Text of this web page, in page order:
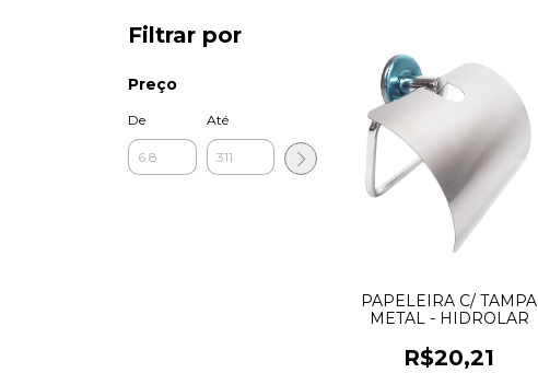
Filtrar por
Preço
De Até
PAPELEIRA C/ TAMPA
METAL - HIDROLAR
R$20,21